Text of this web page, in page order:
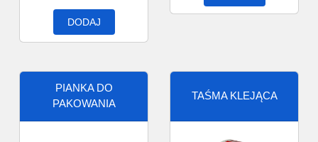
DODAJ
PIANKA DO
PAKOWANIA
TAŚMA KLEJĄCA